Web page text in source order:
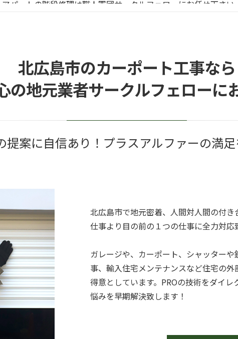
今期に中川製作所を建てたい方！急げ
北広島市のカーポート工事なら
の地元業者サークルフェローに
提案に自信あり！プラスアルファーの満足
北広島市で地元密着、人間対人間の付
仕事より目の前の１つの仕事に全力対応
ガレージや、カーポート、シャッター
事、輸入住宅メンテナンスなど住宅の
得意としています。PROの技術をダイ
悩みを早期解決致します！